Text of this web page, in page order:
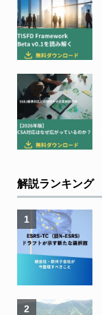
解説ランキング
1
2